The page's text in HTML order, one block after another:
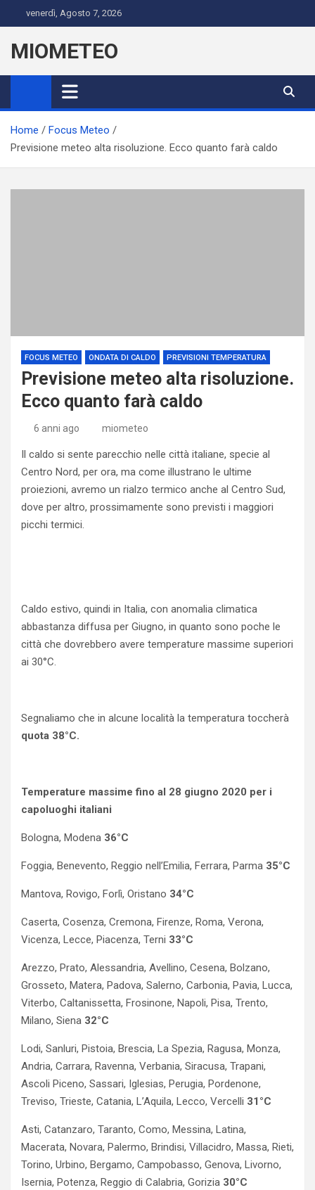
to
content
venerdì, Agosto 7, 2026
MIOMETEO
Home
Focus Meteo
Previsione meteo alta risoluzione. Ecco quanto farà caldo
FOCUS METEO ONDATA DI CALDO PREVISIONI TEMPERATURA
Previsione meteo alta risoluzione.
Ecco quanto farà caldo
6 anni ago miometeo
Il caldo si sente parecchio nelle città italiane, specie al
Centro Nord, per ora, ma come illustrano le ultime
proiezioni, avremo un rialzo termico anche al Centro Sud,
dove per altro, prossimamente sono previsti i maggiori
picchi termici.
Caldo estivo, quindi in Italia, con anomalia climatica
abbastanza diffusa per Giugno, in quanto sono poche le
città che dovrebbero avere temperature massime superiori
ai 30°C.
Segnaliamo che in alcune località la temperatura toccherà
quota 38°C.
Temperature massime fino al 28 giugno 2020 per i
capoluoghi italiani
Bologna, Modena 36°C
Foggia, Benevento, Reggio nell’Emilia, Ferrara, Parma 35°C
Mantova, Rovigo, Forlì, Oristano 34°C
Caserta, Cosenza, Cremona, Firenze, Roma, Verona,
Vicenza, Lecce, Piacenza, Terni 33°C
Arezzo, Prato, Alessandria, Avellino, Cesena, Bolzano,
Grosseto, Matera, Padova, Salerno, Carbonia, Pavia, Lucca,
Viterbo, Caltanissetta, Frosinone, Napoli, Pisa, Trento,
Milano, Siena 32°C
Lodi, Sanluri, Pistoia, Brescia, La Spezia, Ragusa, Monza,
Andria, Carrara, Ravenna, Verbania, Siracusa, Trapani,
Ascoli Piceno, Sassari, Iglesias, Perugia, Pordenone,
Treviso, Trieste, Catania, L’Aquila, Lecco, Vercelli 31°C
Asti, Catanzaro, Taranto, Como, Messina, Latina,
Macerata, Novara, Palermo, Brindisi, Villacidro, Massa, Rieti,
Torino, Urbino, Bergamo, Campobasso, Genova, Livorno,
Isernia, Potenza, Reggio di Calabria, Gorizia 30°C